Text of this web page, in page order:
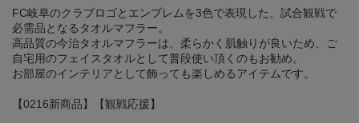
FC岐阜のクラブロゴとエンブレムを3色で表現した、試合観戦で
必需品となるタオルマフラー。
高品質の今治タオルマフラーは、柔らかく肌触りが良いため、ご
自宅用のフェイスタオルとして普段使い頂くのもお勧め。
お部屋のインテリアとして飾っても楽しめるアイテムです。
【0216新商品】【観戦応援】